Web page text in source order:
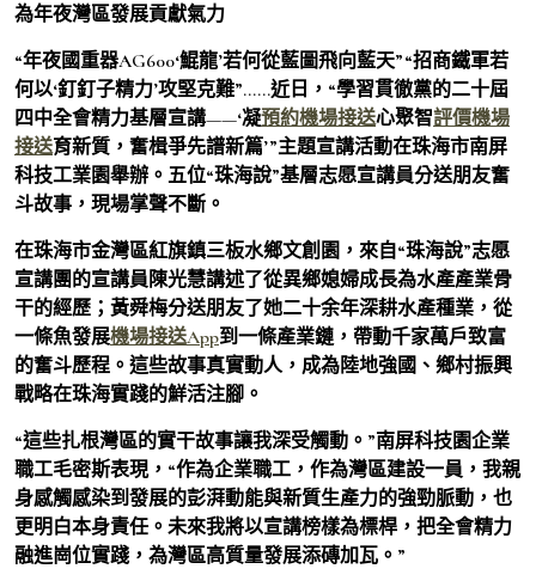
為年夜灣區發展貢獻氣力
“年夜國重器AG600‘鯤龍’若何從藍圖飛向藍天”“招商鐵軍若
何以‘釘釘子精力’攻堅克難”……近日，“學習貫徹黨的二十屆
四中全會精力基層宣講——‘凝預約機場接送心聚智評價機場
接送育新質，奮楫爭先譜新篇’”主題宣講活動在珠海市南屏
科技工業園舉辦。五位“珠海說”基層志愿宣講員分送朋友奮
斗故事，現場掌聲不斷。
在珠海市金灣區紅旗鎮三板水鄉文創園，來自“珠海說”志愿
宣講團的宣講員陳光慧講述了從異鄉媳婦成長為水產產業骨
干的經歷；黃舜梅分送朋友了她二十余年深耕水產種業，從
一條魚發展機場接送App到一條產業鏈，帶動千家萬戶致富
的奮斗歷程。這些故事真實動人，成為陸地強國、鄉村振興
戰略在珠海實踐的鮮活注腳。
“這些扎根灣區的實干故事讓我深受觸動。”南屏科技園企業
職工毛密斯表現，“作為企業職工，作為灣區建設一員，我親
身感觸感染到發展的彭湃動能與新質生產力的強勁脈動，也
更明白本身責任。未來我將以宣講榜樣為標桿，把全會精力
融進崗位實踐，為灣區高質量發展添磚加瓦。”